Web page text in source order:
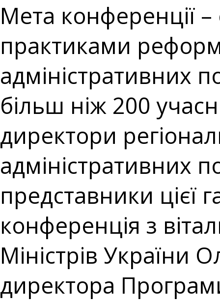
Мета конференції
практиками
адміністративних
більш ніж 200
директори
адміністративних
представники цієї
конференція з
Міністрів України
директора